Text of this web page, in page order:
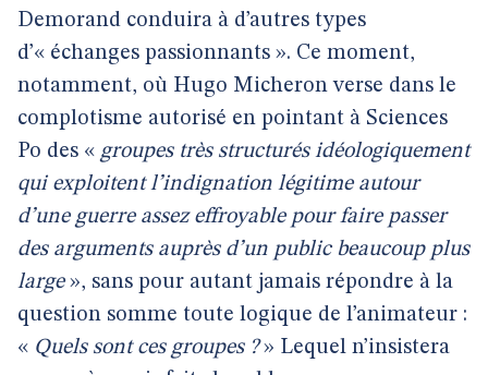
Demorand conduira à d’autres types
d’« échanges passionnants ». Ce moment,
notamment, où Hugo Micheron verse dans le
complotisme autorisé en pointant à Sciences
Po des « groupes très structurés idéologiquement
qui exploitent l’indignation légitime autour
d’une guerre assez effroyable pour faire passer
des arguments auprès d’un public beaucoup plus
large», sans pour autant jamais répondre à la
question somme toute logique de l’animateur :
« Quels sont ces groupes ?» Lequel n’insistera